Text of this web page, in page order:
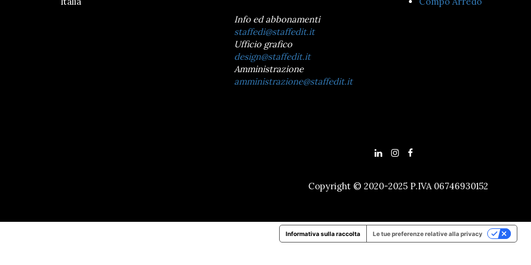
Info ed abbonamenti
staffedi@staffedit.it
Ufficio grafico
design@staffedit.it
Amministrazione
amministrazione@staffedit.it
Copyright © 2020-2025 P.IVA 06746930152
Informativa sulla raccolta Le tue preferenze relative alla privacy